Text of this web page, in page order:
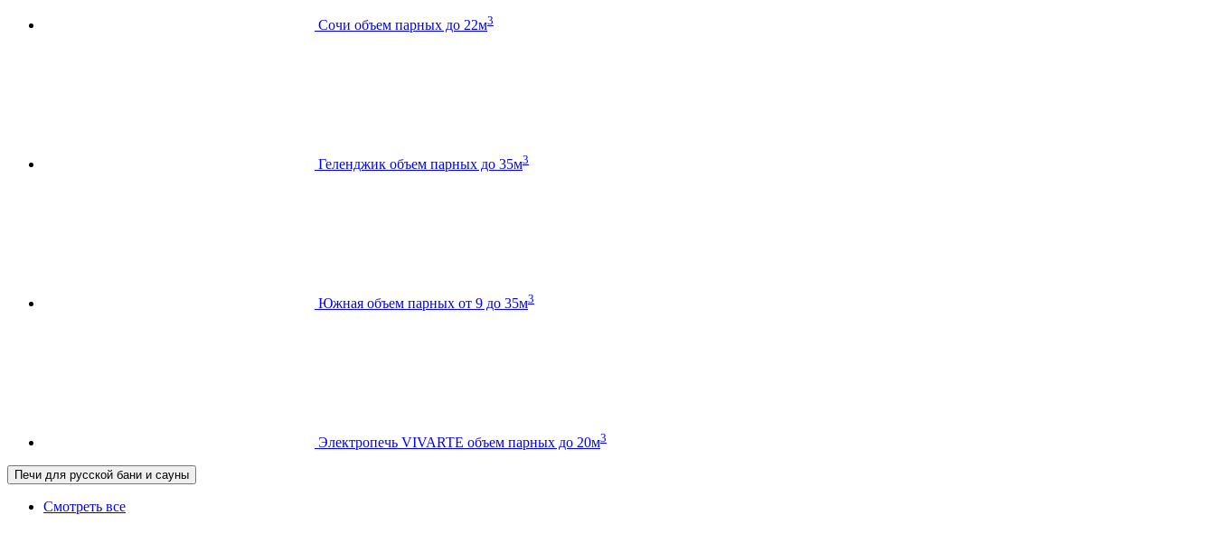
Сочи объем парных до 22м3
Геленджик объем парных до 35м3
Южная объем парных от 9 до 35м3
Электропечь VIVARTE объем парных до 20м3
Печи для русской бани и сауны
Смотреть все